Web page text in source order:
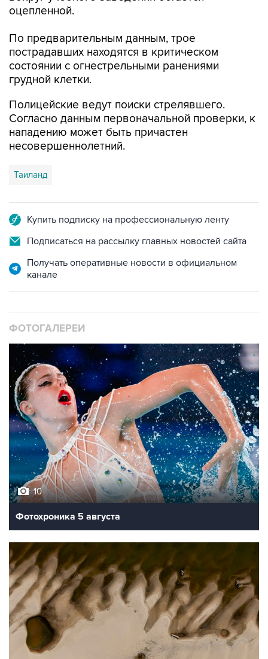
По предварительным данным, трое
состоянии с огнестрельными ранениями
грудной клетки.
Полицейские ведут поиски стрелявшего.
нападению может быть причастен
несовершеннолетний.
Таиланд
Подписаться на рассылку главных новостей сайта
Получать оперативные новости в официальном
10
Фотохроника 5 августа